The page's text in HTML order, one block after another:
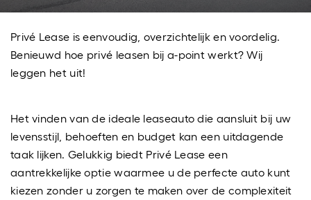
Privé Lease is eenvoudig, overzichtelijk en voordelig.
Benieuwd hoe privé leasen bij a-point werkt? Wij
leggen het uit!
Het vinden van de ideale leaseauto die aansluit bij uw
levensstijl, behoeften en budget kan een uitdagende
taak lijken. Gelukkig biedt Privé Lease een
aantrekkelijke optie waarmee u de perfecte auto kunt
kiezen zonder u zorgen te maken over de complexiteit